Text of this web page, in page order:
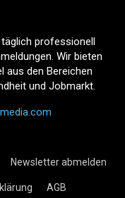
professionell
Wir bieten
aus den Bereichen
und Jobmarkt.
Newsletter abmelden
AGB